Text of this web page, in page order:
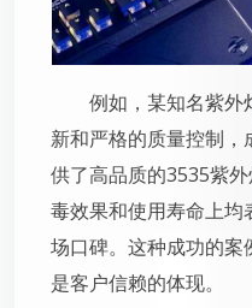
例如，某知名紫外
新和严格的质量控制
供了高品质的3535紫
毒效果和使用寿命上
场口碑。这种成功的案
是客户信赖的体现。